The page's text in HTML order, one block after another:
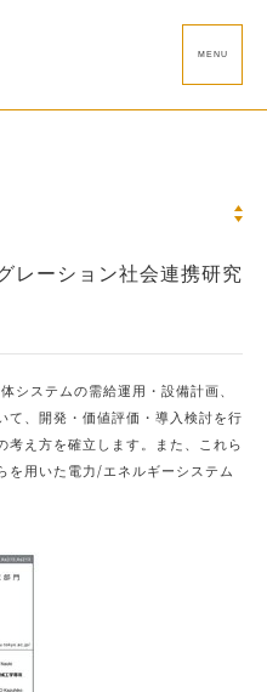
MENU
レーション社会連携研究
システムの需給運用・設備計画、
て、開発・価値評価・導入検討を行
考え方を確立します。また、これら
を用いた電力/エネルギーシステム